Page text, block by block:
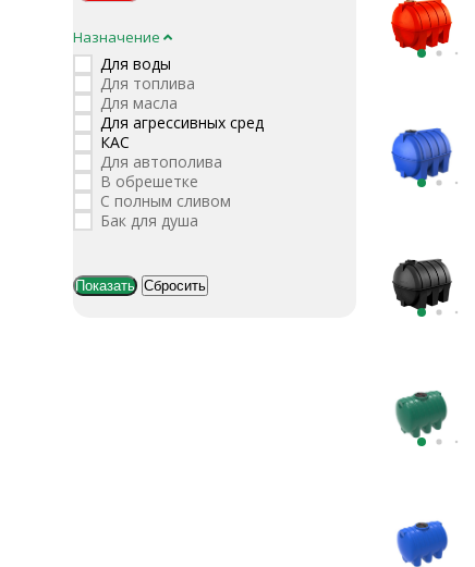
Назначение
Для воды
Для топлива
Для масла
Для агрессивных сред
КАС
Для автополива
В обрешетке
С полным сливом
Бак для душа